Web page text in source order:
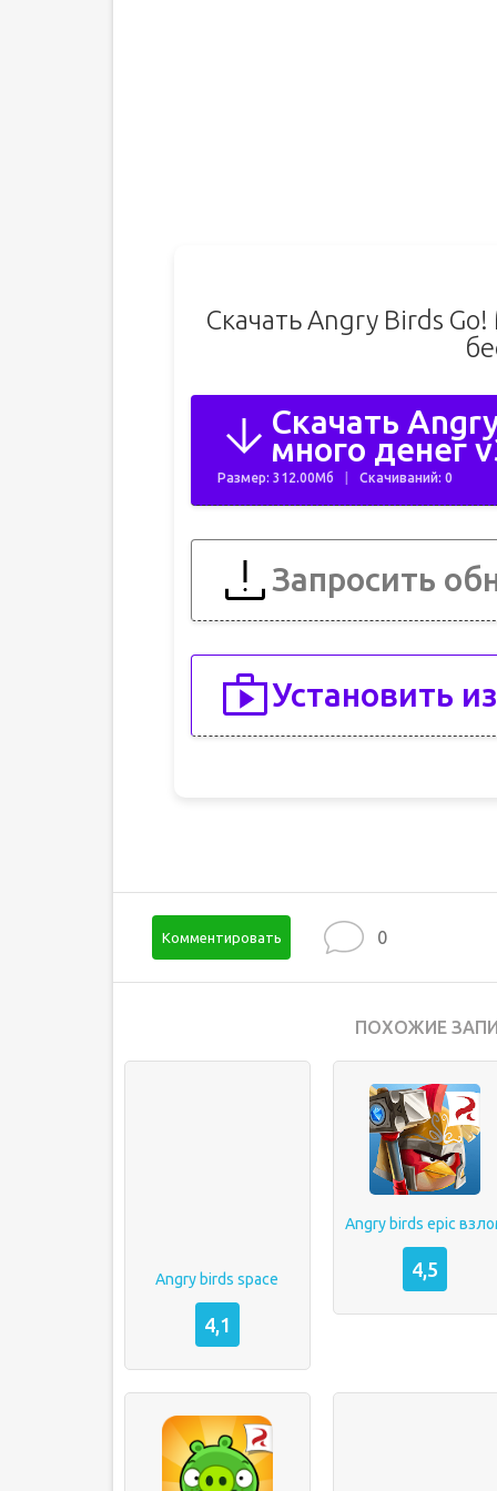
Скачать Angry Birds
Скачать
много денег
Размер: 312.00Мб Скачиваний: 0
Запросить
Установить
Комментировать 0
ПОХОЖИЕ
Angry birds space
4,1
Angry birds epic
4,5